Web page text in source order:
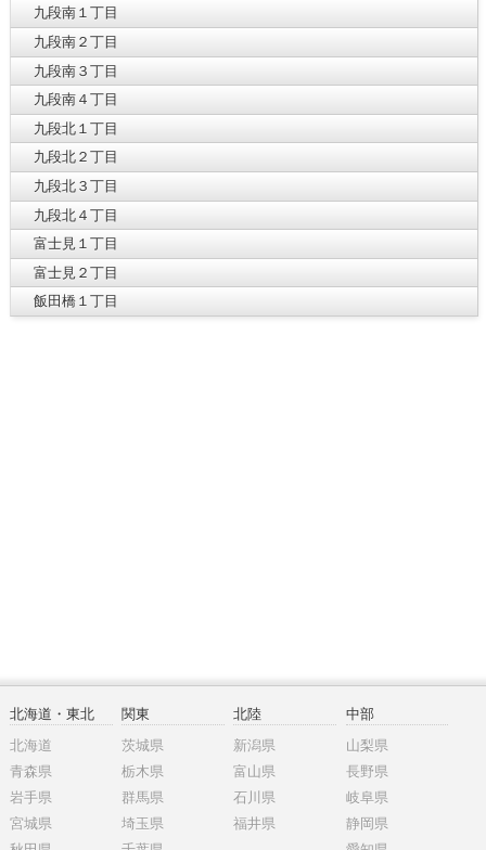
九段南１丁目
九段南２丁目
九段南３丁目
九段南４丁目
九段北１丁目
九段北２丁目
九段北３丁目
九段北４丁目
富士見１丁目
富士見２丁目
飯田橋１丁目
北海道・東北
北海道
青森県
岩手県
宮城県
関東
茨城県
栃木県
群馬県
埼玉県
北陸
新潟県
富山県
石川県
福井県
中部
山梨県
長野県
岐阜県
静岡県